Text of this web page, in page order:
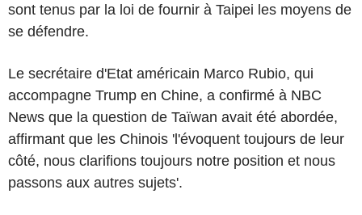
sont tenus par la loi de fournir à Taipei les moyens de
se défendre.
Le secrétaire d'Etat américain Marco Rubio, qui
accompagne Trump en Chine, a confirmé à NBC
News que la question de Taïwan avait été abordée,
affirmant que les Chinois 'l'évoquent toujours de leur
côté, nous clarifions toujours notre position et nous
passons aux autres sujets'.